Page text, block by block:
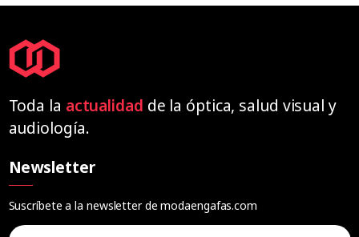
Toda la actualidad de la óptica, salud visual y
audiología.
Newsletter
Suscríbete a la newsletter de modaengafas.com